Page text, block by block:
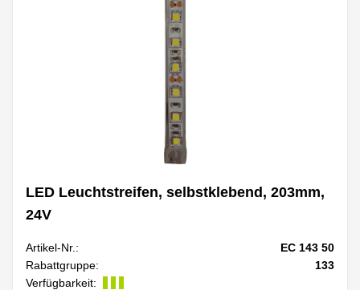
LED Leuchtstreifen, selbstklebend, 203mm,
24V
Artikel-Nr.:
EC 143 50
Rabattgruppe:
133
Verfügbarkeit: